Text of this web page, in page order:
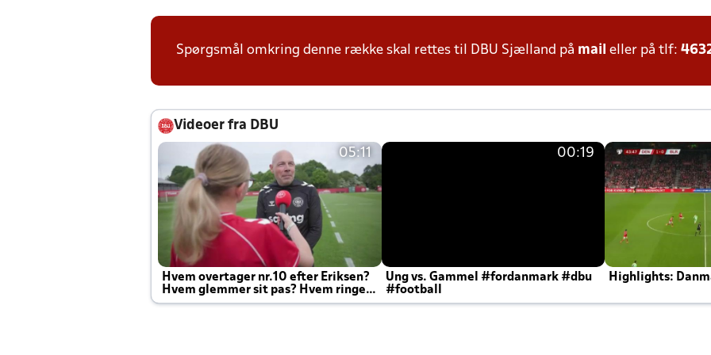
Spørgsmål omkring denne række skal rettes til DBU Sjælland på mail eller på tlf:
Videoer fra DBU
05:11
Hvem overtager nr.10 efter Eriksen?
Hvem glemmer sit pas? Hvem ringer
Joachim altid til efter kampe?
00:19
Ung vs. Gammel #fordanmark #dbu
#football
Highlights: